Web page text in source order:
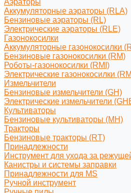
Аэраторы
Аккумуляторные аэраторы (RLA)
Бензиновые аэраторы (RL)
Электрические аэраторы (RLE)
Газонокосилки
Аккумуляторные газонокосилки
Бензиновые газонокосилки (RM)
Роботы-газонокосилки (RMI)
Электрические газонокосилки
Измельчители
Бензиновые измельчители (GH)
Электрические измельчители
Культиваторы
Бензиновые культиваторы (MH)
Тракторы
Бензиновые тракторы (RT)
Принадлежности
Инструмент для ухода за
Канистры и системы заправки
Принадлежности для MS
Ручной инструмент